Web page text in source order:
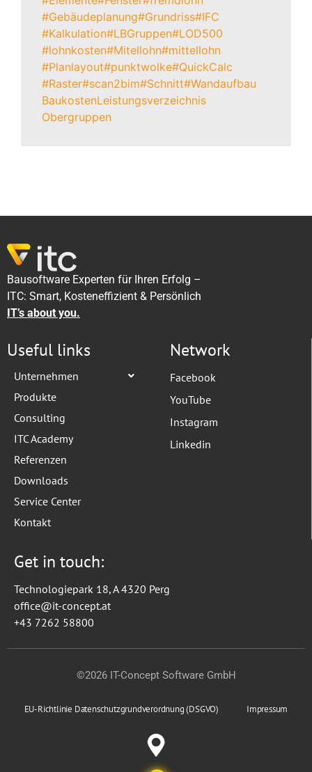
#Gebäudeplanung#Grundriss#IFC
#Kalkulation#LBGruppen#LOD500
#lohnkosten#Mitellohn#mittellohn
#Planlayout#punktwolke#QuickCalc
#Raster#scan2bim#Schnitt#Wandaufbau
BaukostenLeistungsverzeichnis
Obergruppen
Bausoftware Experten für Ihren Erfolg –
ITC: Smart, Kosteneffizient & Persönlich
IT’s about you.
Useful links
Unternehmen
Produkte
Consulting
ITC Academy
Referenzen
Downloads
Service Center
Kontakt
Network
Facebook
YouTube
Instagram
Linkedin
Get in touch:
Technologiepark 18, A 4320 Perg
office@it-concept.at
+43 7262 58800
©2026 IT-Concept Software GmbH
EU-Richtlinie Datenschutzgrundverordnung (DSGVO) Impressum